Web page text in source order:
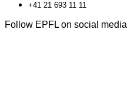
+41 21 693 11 11
Follow EPFL on social media